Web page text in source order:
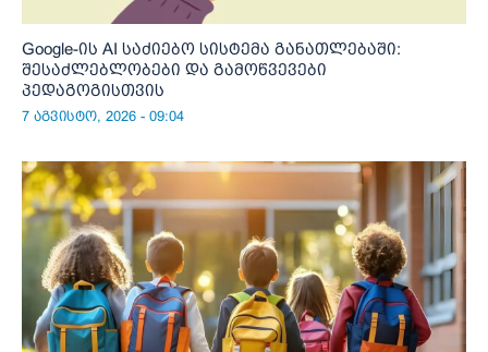
Google-ის AI საძიებო სისტემა განათლებაში:
შესაძლებლობები და გამოწვევები
პედაგოგისთვის
7 აგვისტო, 2026 - 09:04